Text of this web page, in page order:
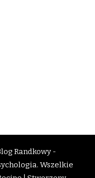
Randkowy -
. Wszelkie